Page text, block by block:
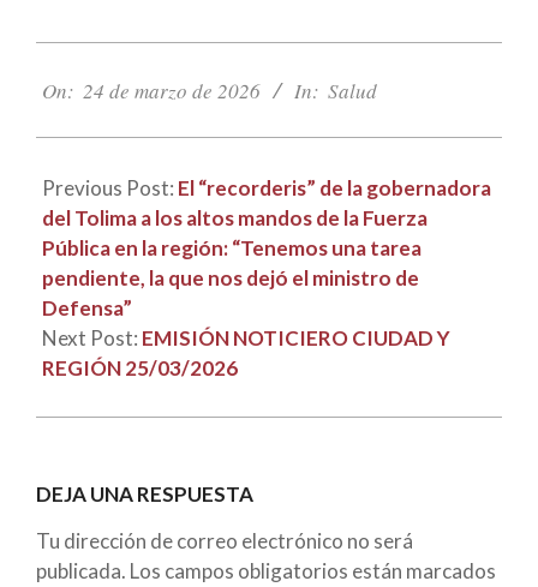
03-
On: 24 de marzo de 2026 In: Salud
Previous Post: El “recorderis” de la gobernadora
del Tolima a los altos mandos de la Fuerza
Pública en la región: “Tenemos una tarea
pendiente, la que nos dejó el ministro de
Defensa”
Next Post: EMISIÓN NOTICIERO CIUDAD Y
REGIÓN 25/03/2026
DEJA UNA RESPUESTA
Tu dirección de correo electrónico no será
publicada. Los campos obligatorios están marcados